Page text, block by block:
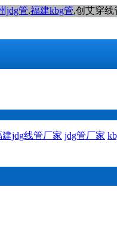
jdg管,福建kbg管,创艾穿线
建jdg线管厂家 jdg管厂家